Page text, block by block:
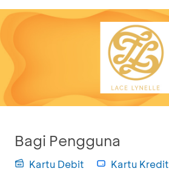
Bagi Pengguna
Kartu Debit Kartu Kredit